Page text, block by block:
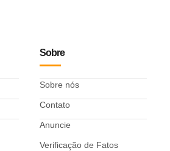
Sobre
Sobre nós
Contato
Anuncie
Verificação de Fatos